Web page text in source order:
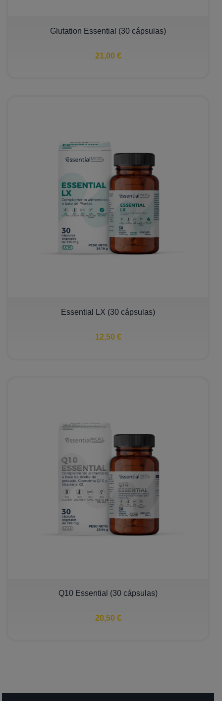
Glutation Essential (30 cápsulas)
21,00 €
Essential LX (30 cápsulas)
12,50 €
Q10 Essential (30 cápsulas)
20,50 €